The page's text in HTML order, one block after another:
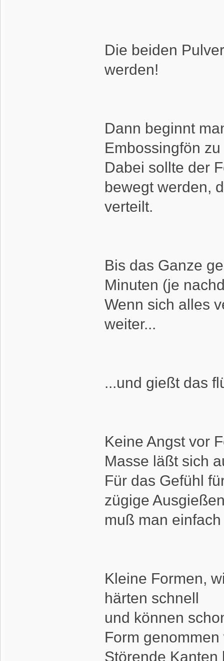
Die beiden
werden!
Dann beginnt
Embossingfön
Dabei sollte der
bewegt werden,
verteilt.
Bis das Ganze
Minuten (je
Wenn sich alles
weiter...
...und gießt das
Keine Angst vor
Masse läßt sich
Für das Gefühl
zügige
muß man
Kleine Formen,
härten schnell
und können
Form
Störende Kanten